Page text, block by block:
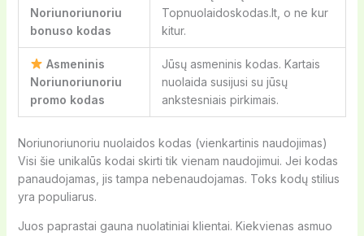
Noriunoriunoriu
bonuso kodas
Topnuolaidoskodas.lt, o ne kur
kitur.
Asmeninis
Noriunoriunoriu
promo kodas
Jūsų asmeninis kodas. Kartais
nuolaida susijusi su jūsų
ankstesniais pirkimais.
Noriunoriunoriu nuolaidos kodas (vienkartinis naudojimas)
Visi šie unikalūs kodai skirti tik vienam naudojimui. Jei kodas
panaudojamas, jis tampa nebenaudojamas. Toks kodų stilius
yra populiarus.
Juos paprastai gauna nuolatiniai klientai. Kiekvienas asmuo